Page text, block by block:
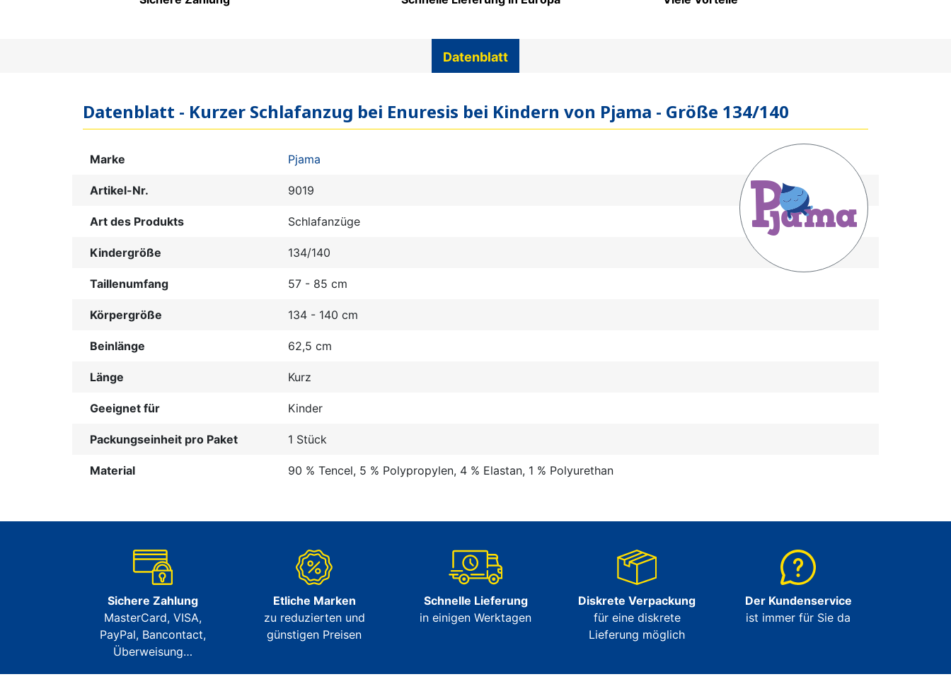
Datenblatt
Datenblatt - Kurzer Schlafanzug bei Enuresis bei Kindern von Pjama - Größe 134/140
Marke Pjama
Artikel-Nr. 9019
Art des Produkts Schlafanzüge
Kindergröße 134/140
Taillenumfang 57 - 85 cm
Körpergröße 134 - 140 cm
Beinlänge 62,5 cm
Länge Kurz
Geeignet für Kinder
Packungseinheit pro Paket 1 Stück
Material 90 % Tencel, 5 % Polypropylen, 4 % Elastan, 1 % Polyurethan
Sichere Zahlung
MasterCard, VISA,
PayPal, Bancontact,
Überweisung…
Etliche Marken
zu reduzierten und
günstigen Preisen
Schnelle Lieferung
in einigen Werktagen
Diskrete Verpackung
für eine diskrete
Lieferung möglich
Der Kundenservice
ist immer für Sie da